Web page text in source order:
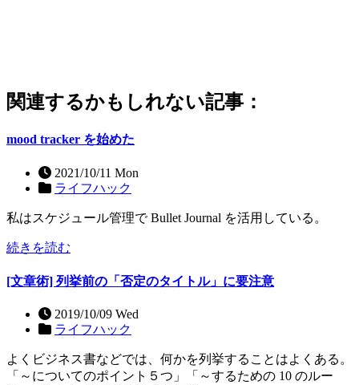
関連するかもしれない記事：
mood tracker を始めた
2021/10/11 Mon
ライフハック
私はスケジュール管理で Bullet Journal を活用している。
続きを読む
[文章術] 列挙前の「否定のタイトル」に要注意
2019/10/09 Wed
ライフハック
よくビジネス書などでは、何かを列挙することはよくある。
「～についてのポイント５つ」「～するための 10 のルー